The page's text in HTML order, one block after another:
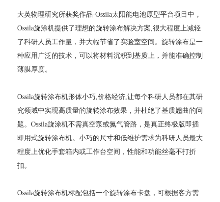
大英物理研究所获奖作品-Ossila太阳能电池原型平台项目中，
Ossila旋涂机提供了理想的旋转涂布解决方案, 很大程度上减轻
了科研人员工作量，并大幅节省了实验室空间 。旋转涂布是一
种应用 广泛的技术 ，可以将材料沉积到基质上，并能准确控制
薄膜厚度。
Ossila旋转涂布机形体小巧 价格经济 ,让每个科研 人 员都在其研
究领域中实现高质量的旋转涂布效果，并杜绝了基质翘曲的问
题。 Ossila旋涂机不需真空泵或氮气管路， 是真正终极版 即插
即用式旋转涂布机。 小巧的尺寸和低维护需求为科研人员最大
程度上优化手套箱内或工作台空间，性能和功能丝毫不打折
扣 。
Ossila旋转涂布机标配包括一个旋转涂布卡盘，可根据客方需